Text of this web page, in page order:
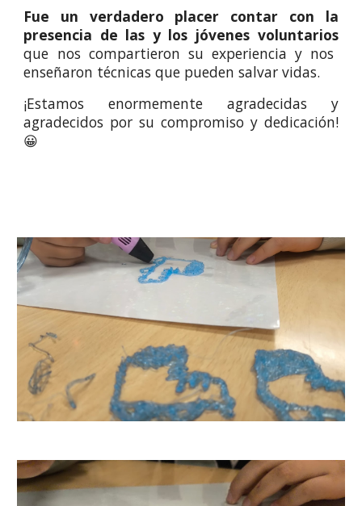
Fue un verdadero placer contar con la
presencia de las y los jóvenes voluntarios
que nos compartieron su experiencia y nos
enseñaron técnicas que pueden salvar vidas.
¡Estamos enormemente agradecidas y
agradecidos por su compromiso y dedicación!
😀